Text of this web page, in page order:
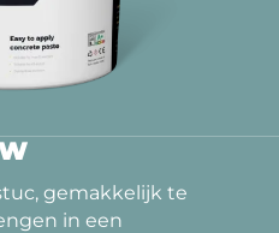
gemakkelijk te
in een